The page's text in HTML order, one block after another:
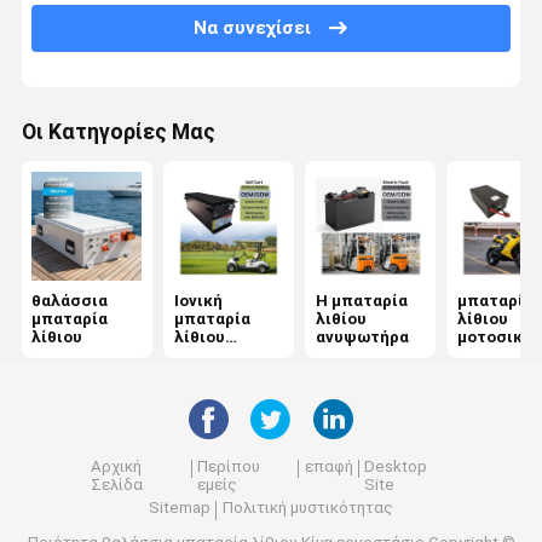
πακέτο μπαταριών κηφήνων
Μπαταρία λιθίου υψηλής τάσης
Η μπαταρία στερεής κατάστασης
Ιονική μπαταρία νατρίου
Άλλες μπαταρίες και αξεσουάρ
Να συνεχίσει
Οι Κατηγορίες Μας
θαλάσσια
μπαταρία
λίθιου
Ιονική
μπαταρία
λίθιου
Η μπαταρία
λιθίου
ανυψωτήρα
μπαταρία
λίθιου
Αρχική
Σελίδα
Περίπου
εμείς
επαφή
Desktop
Site
Sitemap
Πολιτική μυστικότητας